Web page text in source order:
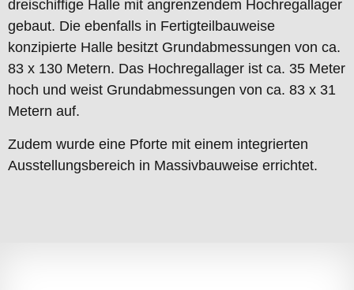
dreischiffige Halle mit angrenzendem Hochregallager
gebaut. Die ebenfalls in Fertigteilbauweise
konzipierte Halle besitzt Grundabmessungen von ca.
83 x 130 Metern. Das Hochregallager ist ca. 35 Meter
hoch und weist Grundabmessungen von ca. 83 x 31
Metern auf.
Zudem wurde eine Pforte mit einem integrierten
Ausstellungsbereich in Massivbauweise errichtet.